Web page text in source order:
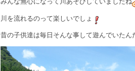
川を流れるのって楽しいでしょ
昔の子供達は毎日そんな事して遊んでいたん